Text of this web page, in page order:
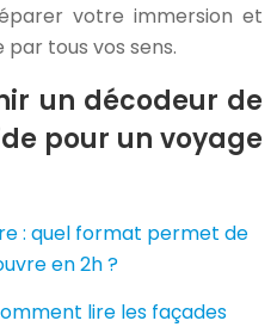
votre immersion et
tous vos sens.
un décodeur de
pour un voyage
: quel format permet de
en 2h ?
lire les façades